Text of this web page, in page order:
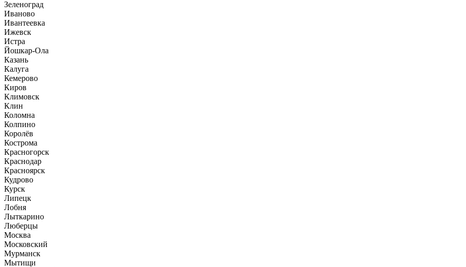
Зеленоград
Иваново
Ивантеевка
Ижевск
Истра
Йошкар-Ола
Казань
Калуга
Кемерово
Киров
Климовск
Клин
Коломна
Колпино
Королёв
Кострома
Красногорск
Краснодар
Красноярск
Кудрово
Курск
Липецк
Лобня
Лыткарино
Люберцы
Москва
Московский
Мурманск
Мытищи